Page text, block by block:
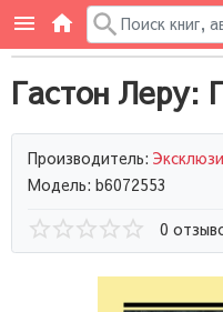
Гастон Леру:
Производитель:
Модель: b6072553
0